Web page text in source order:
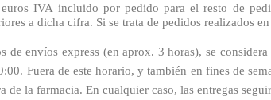
IVA incluido por pedido para el resto de
a dicha cifra. Si se trata de pedidos realizados
de envíos express (en aprox. 3 horas), se
Fuera de este horario, y también en fines de
de la farmacia. En cualquier caso, las entregas